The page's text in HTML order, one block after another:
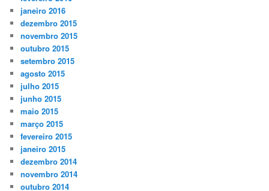
janeiro 2016
dezembro 2015
novembro 2015
outubro 2015
setembro 2015
agosto 2015
julho 2015
junho 2015
maio 2015
março 2015
fevereiro 2015
janeiro 2015
dezembro 2014
novembro 2014
outubro 2014